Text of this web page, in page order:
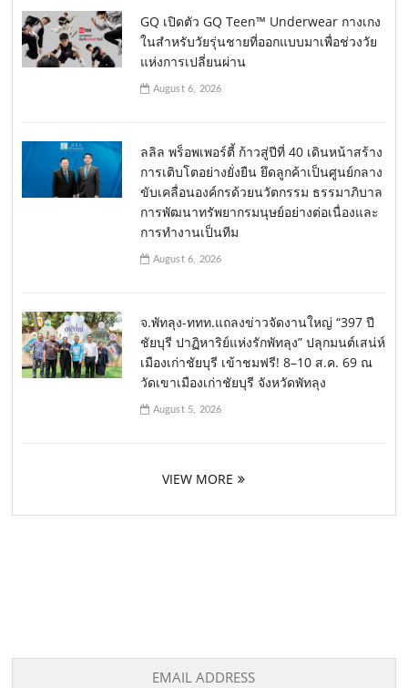
GQ เปิดตัว GQ Teen™ Underwear กางเกง
ในสำหรับวัยรุ่นชายที่ออกแบบมาเพื่อช่วงวัย
แห่งการเปลี่ยนผ่าน
August 6, 2026
ลลิล พร็อพเพอร์ตี้ ก้าวสู่ปีที่ 40 เดินหน้าสร้าง
การเติบโตอย่างยั่งยืน ยึดลูกค้าเป็นศูนย์กลาง
ขับเคลื่อนองค์กรด้วยนวัตกรรม ธรรมาภิบาล
การพัฒนาทรัพยากรมนุษย์อย่างต่อเนื่องและ
การทำงานเป็นทีม
August 6, 2026
จ.พัทลุง-ททท.แถลงข่าวจัดงานใหญ่ “397 ปี
ชัยบุรี ปาฏิหาริย์แห่งรักพัทลุง” ปลุกมนต์เสน่ห์
เมืองเก่าชัยบุรี เข้าชมฟรี! 8–10 ส.ค. 69 ณ
วัดเขาเมืองเก่าชัยบุรี จังหวัดพัทลุง
August 5, 2026
VIEW MORE